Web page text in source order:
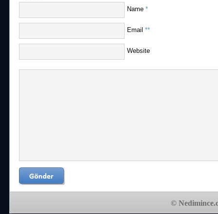
Name *
Email **
Website
©